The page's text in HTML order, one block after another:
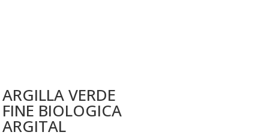
ARGILLA VERDE
FINE BIOLOGICA
ARGITAL